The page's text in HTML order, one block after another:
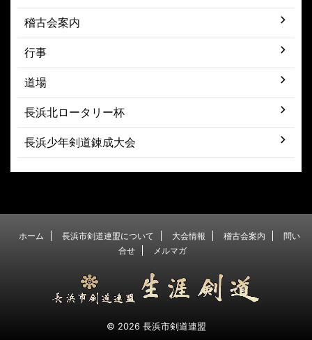
稽古会案内
行事
道場
長浜北ロータリー杯
長浜少年剣道錬成大会
ホーム 長浜市剣道連盟について 大会情報 稽古会案内
問い
合せ
メルマガ
© 2026 長浜市剣道連盟